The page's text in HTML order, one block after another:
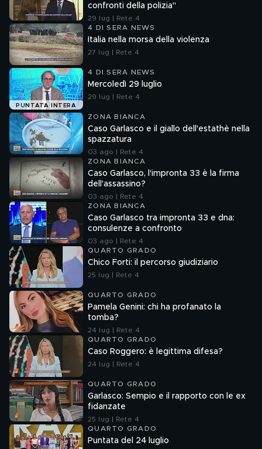
confronti della polizia"
29 lug | Rete 4
4 DI SERA NEWS
Italia nella morsa della violenza
27 lug | Rete 4
PUNTATA INTERA
4 DI SERA NEWS
Mercoledì 29 luglio
29 lug | Rete 4
ZONA BIANCA
Caso Garlasco e il giallo dell'estathè nella
spazzatura
03 ago | Rete 4
ZONA BIANCA
Caso Garlasco, l'impronta 33 è la firma
dell'assassino?
03 ago | Rete 4
ZONA BIANCA
Caso Garlasco tra impronta 33 e dna:
consulenze a confronto
03 ago | Rete 4
QUARTO GRADO
Chico Forti: il percorso giudiziario
25 lug | Rete 4
QUARTO GRADO
Pamela Genini: chi ha profanato la
tomba?
24 lug | Rete 4
QUARTO GRADO
Caso Roggero: è legittima difesa?
24 lug | Rete 4
QUARTO GRADO
Garlasco: Sempio e il rapporto con le ex
fidanzate
25 lug | Rete 4
QUARTO GRADO
Puntata del 24 luglio